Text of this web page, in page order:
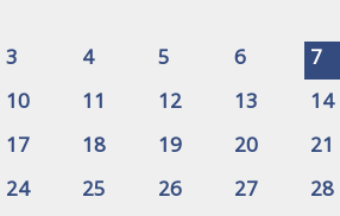
3
4 5 6 7
10
11 12 13 14
17
18 19 20 21
24
25 26 27 28